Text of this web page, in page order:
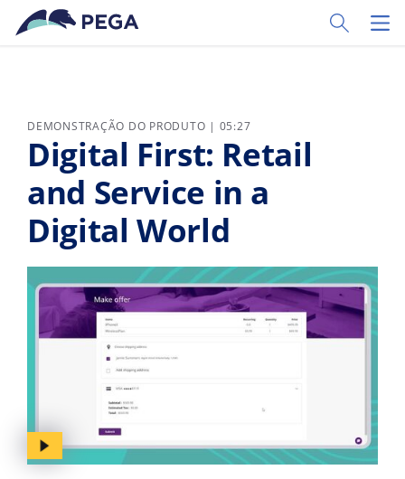
Pular para o conteúdo principal
Toggle
DEMONSTRAÇÃO DO PRODUTO | 05:27
Digital First: Retail
and Service in a
Digital World